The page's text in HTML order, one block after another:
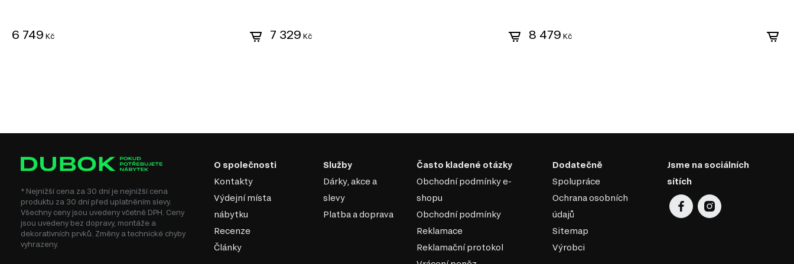
odolnosti a stylovosti.
6 749 Kč 7 329 Kč 8 479 Kč
* Nejnižší cena za 30 dní je nejnižší cena
produktu za 30 dní před uplatněním slevy.
Všechny ceny jsou uvedeny včetně DPH. Ceny
jsou uvedeny bez dopravy, montáže a
dekorativních prvků. Změny a technické chyby
vyhrazeny.
O společnosti
Kontakty
Výdejní místa
nábytku
Recenze
Články
Služby
Dárky, akce a
slevy
Platba a doprava
Často kladené otázky
Obchodní podmínky e-
shopu
Obchodní podmínky
Reklamace
Reklamační protokol
Dodatečně
Spolupráce
Ochrana osobních
údajů
Sitemap
Výrobci
Jsme na sociálních
sítích